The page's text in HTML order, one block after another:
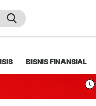
BISNIS FINANSIAL